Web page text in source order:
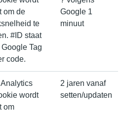
om de
te
#ID staat
Tag
code.
Google 1
minuut
wordt
om
2 jaren vanaf
setten/updaten